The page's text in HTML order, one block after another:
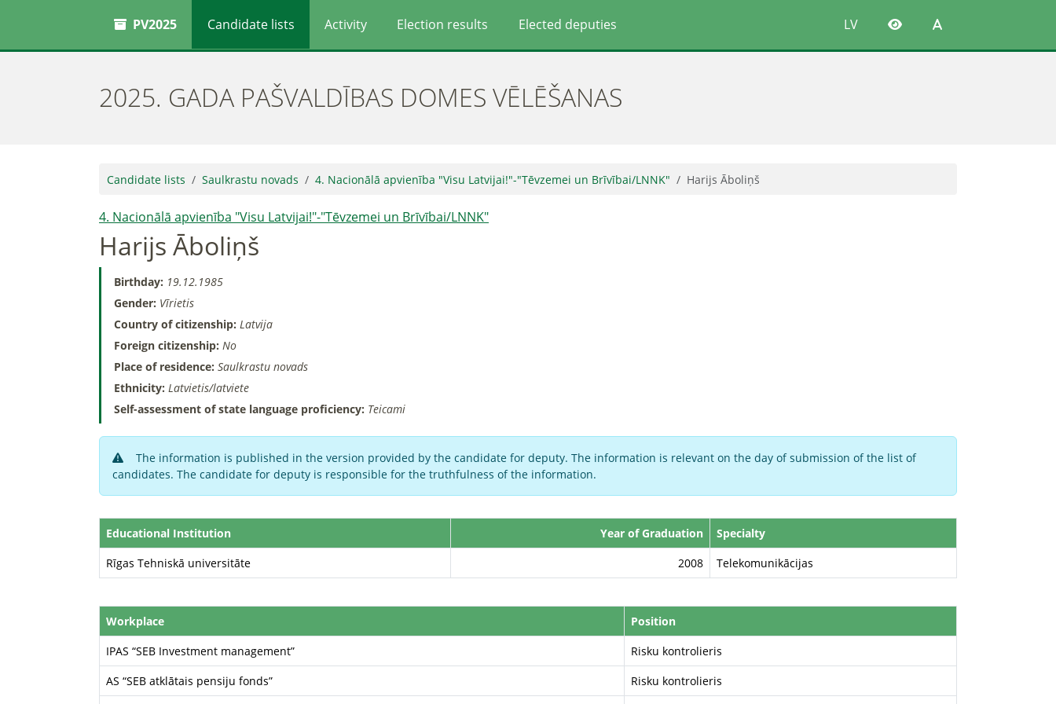
PV2025 Candidate lists Activity Election results Elected deputies LV
2025. GADA PAŠVALDĪBAS DOMES VĒLĒŠANAS
Candidate lists Saulkrastu novads 4. Nacionālā apvienība "Visu Latvijai!"-"Tēvzemei un Brīvībai/LNNK" Harijs Āboliņš
4. Nacionālā apvienība "Visu Latvijai!"-"Tēvzemei un Brīvībai/LNNK"
Harijs Āboliņš
Birthday: 19.12.1985
Gender: Vīrietis
Country of citizenship: Latvija
Foreign citizenship: No
Place of residence: Saulkrastu novads
Ethnicity: Latvietis/latviete
Self-assessment of state language proficiency: Teicami
The information is published in the version provided by the candidate for deputy. The information is relevant on the day of submission of the list of
candidates. The candidate for deputy is responsible for the truthfulness of the information.
Educational Institution Year of Graduation
Specialty
Rīgas Tehniskā universitāte
2008 Telekomunikācijas
Workplace
Position
IPAS “SEB Investment management”
Risku kontrolieris
AS “SEB atklātais pensiju fonds”
Risku kontrolieris